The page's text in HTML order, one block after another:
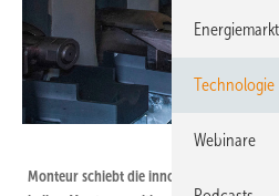
Monteur schiebt die innovativen Keile auf
Energiemarkt
Technologie
Webinare